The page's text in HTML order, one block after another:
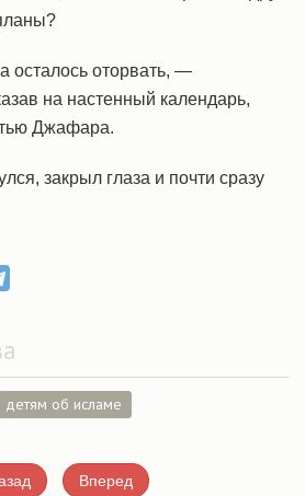
осталось оторвать, —
на настенный календарь,
Джафара.
закрыл глаза и почти сразу
детям об исламе
Вперед